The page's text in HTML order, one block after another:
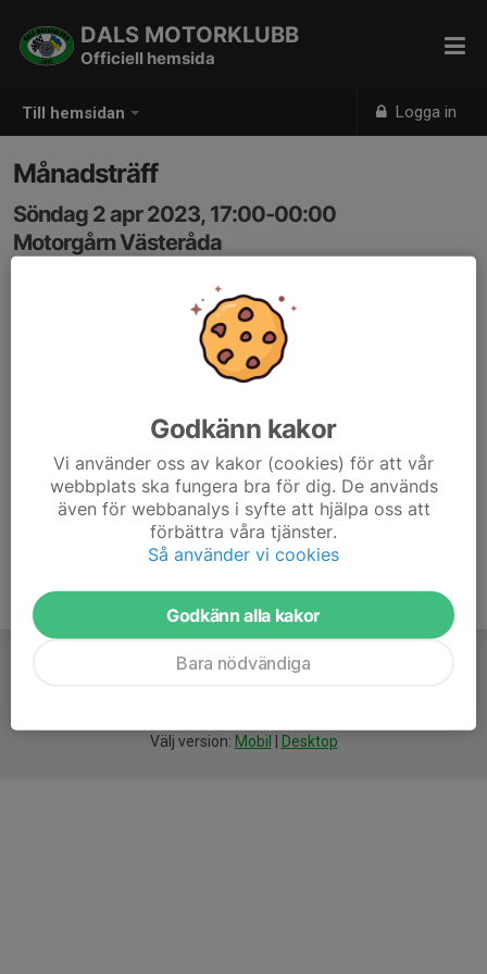
Till hemsidan Logga in
DALS MOTORKLUBB
Officiell hemsida
Månadsträff
Söndag 2 apr 2023, 17:00-00:00
Motorgårn Västeråda
Välkommna ni som vill,vågar å kan på kaffe med tjöt å
trevlig samvaro i all enkelhet/Styrelsen
Välj version: Mobil Desktop
Godkänn kakor
Vi använder oss av kakor (cookies) för att vår
webbplats ska fungera bra för dig. De används
även för webbanalys i syfte att hjälpa oss att
förbättra våra tjänster.
Så använder vi cookies
Godkänn alla kakor
Bara nödvändiga